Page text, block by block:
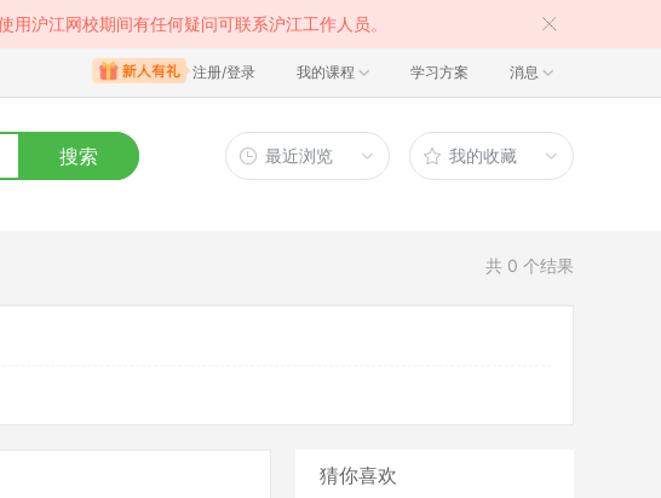
沪江网校期间有任何疑问可联系沪江工作人员。
注册/登录 我的课程 学习方案 消息
搜索 最近浏览 我的收藏
共 0 个结果
猜你喜欢